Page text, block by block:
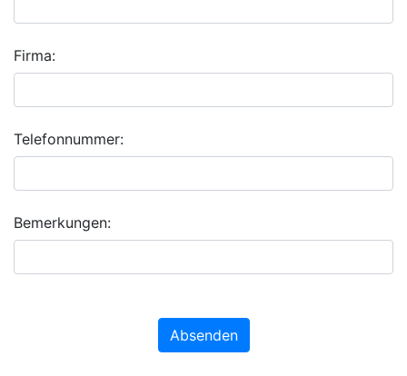
Firma:
Telefonnummer:
Bemerkungen:
Absenden